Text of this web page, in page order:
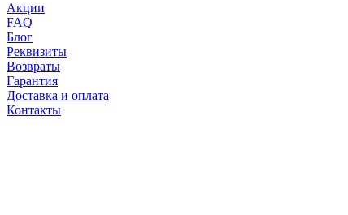
Акции
FAQ
Блог
Реквизиты
Возвраты
Гарантия
Доставка и оплата
Контакты